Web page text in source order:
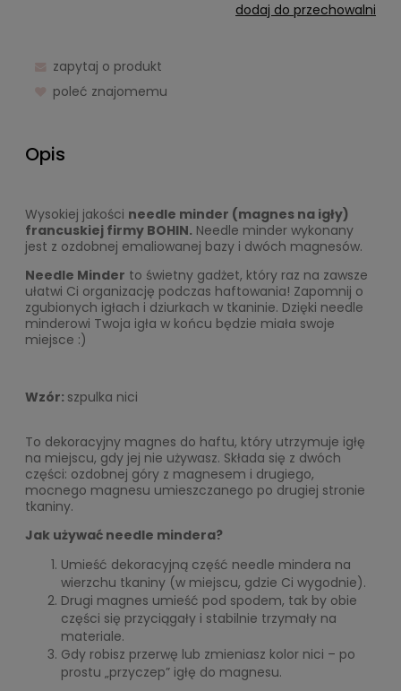
dodaj do przechowalni
zapytaj o produkt
poleć znajomemu
Opis
Wysokiej jakości needle minder (magnes na igły)
francuskiej firmy BOHIN. Needle minder wykonany
jest z ozdobnej emaliowanej bazy i dwóch magnesów.
Needle Minder to świetny gadżet, który raz na zawsze
ułatwi Ci organizację podczas haftowania! Zapomnij o
zgubionych igłach i dziurkach w tkaninie. Dzięki needle
minderowi Twoja igła w końcu będzie miała swoje
miejsce :)
Wzór: szpulka nici
To dekoracyjny magnes do haftu, który utrzymuje igłę
na miejscu, gdy jej nie używasz. Składa się z dwóch
części: ozdobnej góry z magnesem i drugiego,
mocnego magnesu umieszczanego po drugiej stronie
tkaniny.
Jak używać needle mindera?
Umieść dekoracyjną część needle mindera na
wierzchu tkaniny (w miejscu, gdzie Ci wygodnie).
Drugi magnes umieść pod spodem, tak by obie
części się przyciągały i stabilnie trzymały na
materiale.
Gdy robisz przerwę lub zmieniasz kolor nici – po
prostu „przyczep” igłę do magnesu.